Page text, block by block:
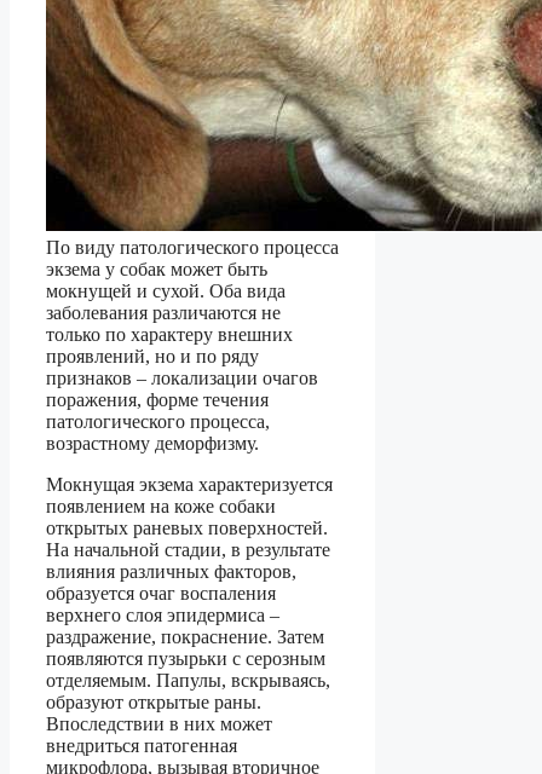
По виду патологического процесса
экзема у собак может быть
мокнущей и сухой. Оба вида
заболевания различаются не
только по характеру внешних
проявлений, но и по ряду
признаков – локализации очагов
поражения, форме течения
патологического процесса,
возрастному деморфизму.
Мокнущая экзема характеризуется
появлением на коже собаки
открытых раневых поверхностей.
На начальной стадии, в результате
влияния различных факторов,
образуется очаг воспаления
верхнего слоя эпидермиса –
раздражение, покраснение. Затем
появляются пузырьки с серозным
отделяемым. Папулы, вскрываясь,
образуют открытые раны.
Впоследствии в них может
внедриться патогенная
микрофлора, вызывая вторичное